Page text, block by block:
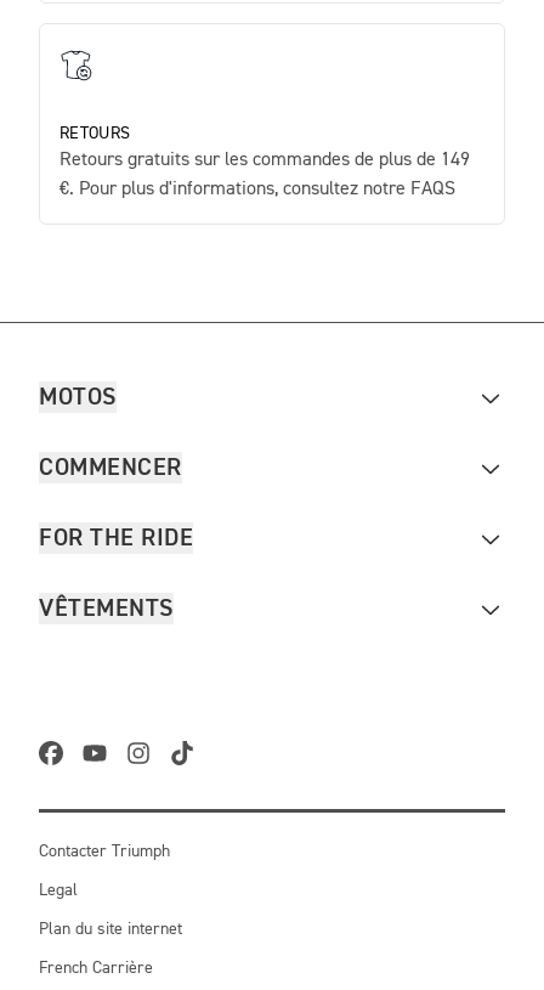
RETOURS
Retours gratuits sur les commandes de plus de 149
€. Pour plus d'informations, consultez notre FAQS
MOTOS
COMMENCER
FOR THE RIDE
VÊTEMENTS
Contacter Triumph
Legal
Plan du site internet
French Carrière